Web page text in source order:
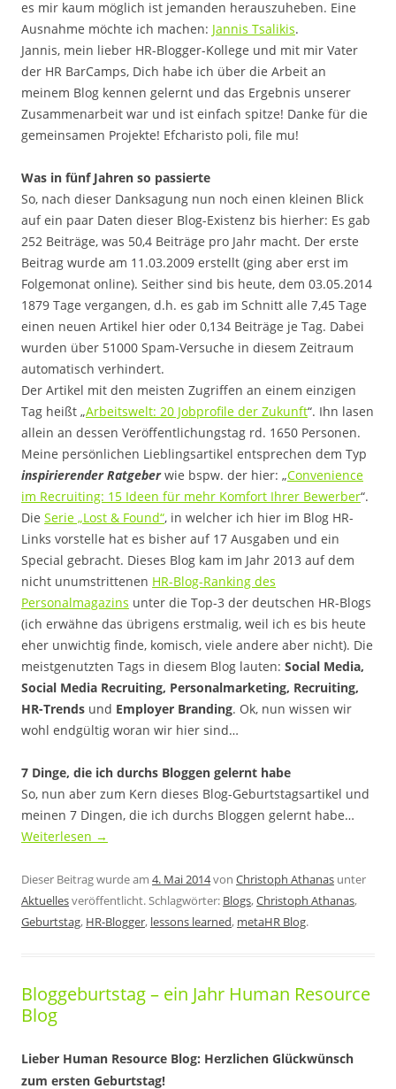
es mir kaum möglich ist jemanden herauszuheben. Eine
Ausnahme möchte ich machen: Jannis Tsalikis.
Jannis, mein lieber HR-Blogger-Kollege und mit mir Vater
der HR BarCamps, Dich habe ich über die Arbeit an
meinem Blog kennen gelernt und das Ergebnis unserer
Zusammenarbeit war und ist einfach spitze! Danke für die
gemeinsamen Projekte! Efcharisto poli, file mu!
Was in fünf Jahren so passierte
So, nach dieser Danksagung nun noch einen kleinen Blick
auf ein paar Daten dieser Blog-Existenz bis hierher: Es gab
252 Beiträge, was 50,4 Beiträge pro Jahr macht. Der erste
Beitrag wurde am 11.03.2009 erstellt (ging aber erst im
Folgemonat online). Seither sind bis heute, dem 03.05.2014
1879 Tage vergangen, d.h. es gab im Schnitt alle 7,45 Tage
einen neuen Artikel hier oder 0,134 Beiträge je Tag. Dabei
wurden über 51000 Spam-Versuche in diesem Zeitraum
automatisch verhindert.
Der Artikel mit den meisten Zugriffen an einem einzigen
Tag heißt „Arbeitswelt: 20 Jobprofile der Zukunft“. Ihn lasen
allein an dessen Veröffentlichungstag rd. 1650 Personen.
Meine persönlichen Lieblingsartikel entsprechen dem Typ
inspirierender Ratgeberwie bspw. der hier: „Convenience
im Recruiting: 15 Ideen für mehr Komfort Ihrer Bewerber“.
Die Serie „Lost & Found“, in welcher ich hier im Blog HR-
Links vorstelle hat es bisher auf 17 Ausgaben und ein
Special gebracht. Dieses Blog kam im Jahr 2013 auf dem
nicht unumstrittenen HR-Blog-Ranking des
Personalmagazins unter die Top-3 der deutschen HR-Blogs
(ich erwähne das übrigens erstmalig, weil ich es bis heute
eher unwichtig finde, komisch, viele andere aber nicht). Die
meistgenutzten Tags in diesem Blog lauten: Social Media,
Social Media Recruiting, Personalmarketing, Recruiting,
HR-Trends und Employer Branding. Ok, nun wissen wir
wohl endgültig woran wir hier sind…
7 Dinge, die ich durchs Bloggen gelernt habe
So, nun aber zum Kern dieses Blog-Geburtstagsartikel und
meinen 7 Dingen, die ich durchs Bloggen gelernt habe…
Weiterlesen →
Dieser Beitrag wurde am 4. Mai 2014von Christoph Athanas unter
Aktuellesveröffentlicht. Schlagwörter: Blogs,Christoph Athanas,
Geburtstag, HR-Blogger, lessons learned, metaHR Blog.
Bloggeburtstag – ein Jahr Human Resource
Blog
Lieber Human Resource Blog: Herzlichen Glückwünsch
zum ersten Geburtstag!